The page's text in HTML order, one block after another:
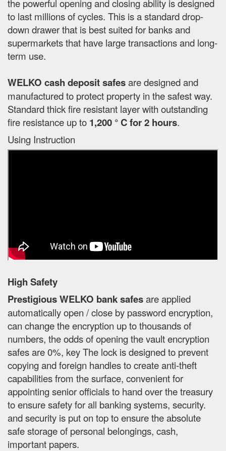
the powerful opening and closing ability is designed
to last millions of cycles. This is a standard drop-
down drawer that is best suited for banks and
supermarkets that have large transactions and long-
term use.
WELKO cash deposit safesare designed and
manufactured to protect property in the safest way.
Standard thick fire resistant layer with outstanding
fire resistance up to 1,200 ° C for 2 hours.
Using Instruction
High Safety
Prestigious WELKO bank safesare applied
automatically open / close by password encryption,
can change the encryption up to thousands of
numbers, the odds of opening the vault encryption
safes are 0%, key The lock is designed to prevent
copying and foreign handles to create anti-theft
capabilities from the surface, convenient for
appointing senior officials to hand over the treasury
to ensure safety for all banking systems, security.
and security is put on top to ensure the absolute
safe storage of personal belongings, cash,
important papers.